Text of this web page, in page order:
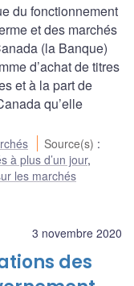
du fonctionnement
et des marchés
(la Banque)
d’achat de titres
et à la part de
qu’elle
Source(s) :
à plus d’un jour,
les marchés
3 novembre 2020
des